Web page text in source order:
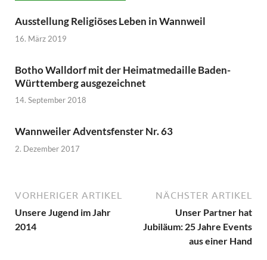
Ausstellung Religiöses Leben in Wannweil
16. März 2019
Botho Walldorf mit der Heimatmedaille Baden-
Württemberg ausgezeichnet
14. September 2018
Wannweiler Adventsfenster Nr. 63
2. Dezember 2017
VORHERIGER ARTIKEL
Unsere Jugend im Jahr
2014
NÄCHSTER ARTIKEL
Unser Partner hat
Jubiläum: 25 Jahre Events
aus einer Hand